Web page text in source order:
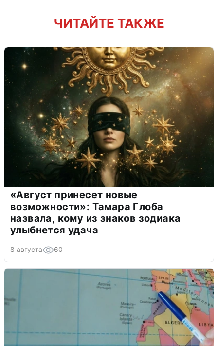
ЧИТАЙТЕ ТАКЖЕ
«Август принесет новые
возможности»: Тамара Глоба
назвала, кому из знаков зодиака
улыбнется удача
8 августа 60